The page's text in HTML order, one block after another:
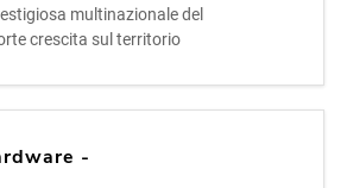
multinazionale del
crescita sul territorio
un/una Parrucchiere/a part
all'interno di un punto
Milano (zona centro). Chi
con diploma e abilitazione
del mondo
-